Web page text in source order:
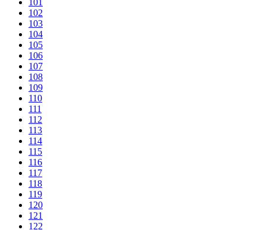
102
103
104
105
106
107
108
109
110
111
112
113
114
115
116
117
118
119
120
121
122